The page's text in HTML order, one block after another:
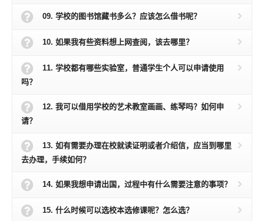
09. 学校的图书馆藏书多么？应该怎么借书呢？
10. 如果我有些资料想上网查阅，该去哪里？
11. 学校都有哪些实验室，普通学生个人可以申请使用
吗？
12. 我可以借用学校的艺术教室画画、练琴吗？如何申
请？
13. 如有需要办理在校就读证明或者介绍信，应当到哪里
去办理，手续如何？
14. 如果我想申请出国，过程中有什么需要注意的事项？
15. 什么时候可以选校本选修课呢？怎么选？